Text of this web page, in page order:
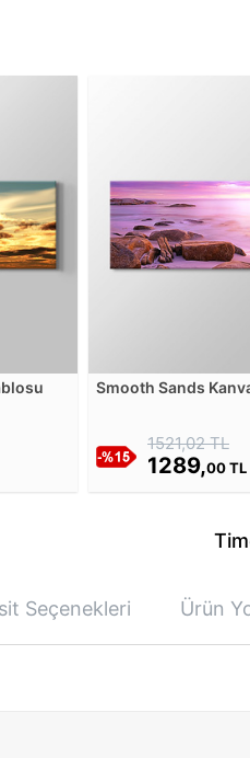
Smooth Sands
1521,02 TL
1289,00 TL
Seçenekleri Ürün